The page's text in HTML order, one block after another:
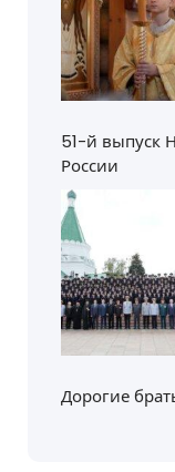
51-й выпуск
России
Дорогие